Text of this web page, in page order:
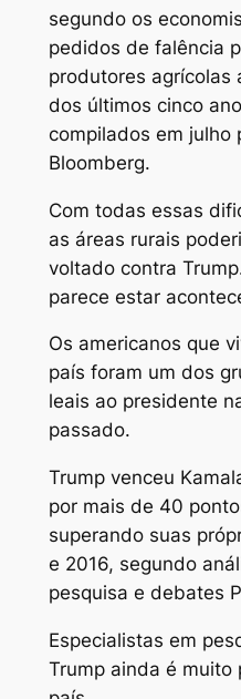
segundo os
pedidos de falência
produtores agrícolas
dos últimos cinco
compilados em julho
Bloomberg.
Com todas essas
as áreas rurais
voltado contra
parece estar
Os americanos que
país foram um dos
leais ao presidente
passado.
Trump venceu
por mais de 40
superando suas
e 2016, segundo
pesquisa e debates
Especialistas em
Trump ainda é muito